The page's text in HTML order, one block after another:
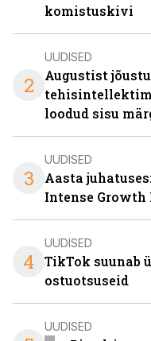
komistuskivi
2
UUDISED
Augustist
loodud sisu
3
UUDISED
Aasta
Intense Growth
4
UUDISED
TikTok suunab
ostuotsuseid
UUDISED